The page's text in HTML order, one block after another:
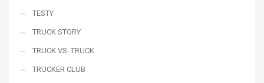
TESTY
TRUCK STORY
TRUCK VS. TRUCK
TRUCKER CLUB